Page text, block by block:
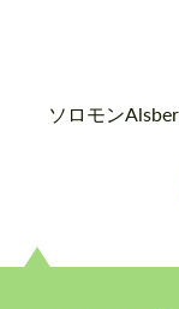
ソロモン